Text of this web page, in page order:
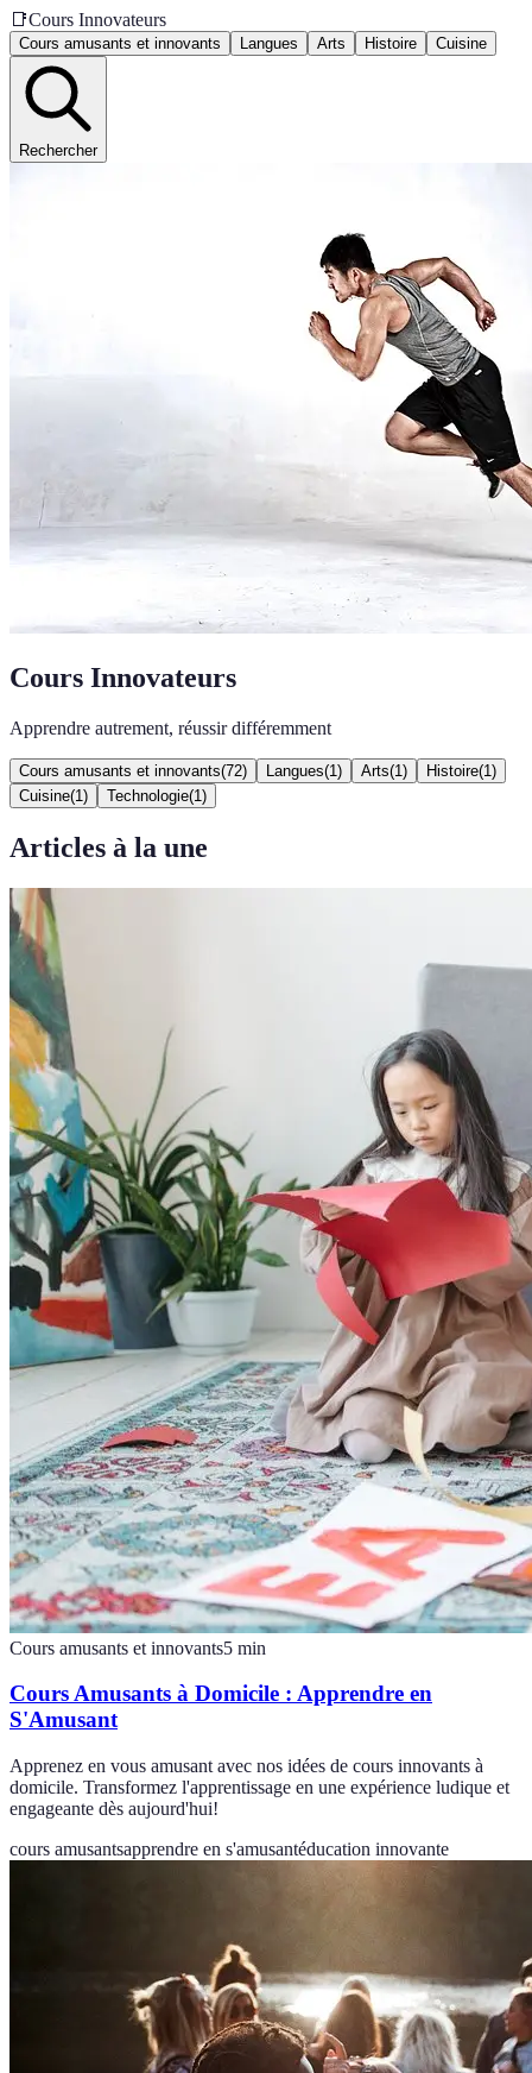
📑Cours Innovateurs
Cours amusants et innovants Langues Arts Histoire Cuisine
Rechercher
Cours Innovateurs
Apprendre autrement, réussir différemment
Cours amusants et innovants(72) Langues(1 ) Arts(1 ) Histoire(1 )
Cuisine(1 ) Technologie(1 )
Articles à la une
Cours amusants et innovants5 min
Cours Amusants à Domicile : Apprendre en
S'Amusant
Apprenez en vous amusant avec nos idées de cours innovants à
domicile. Transformez l'apprentissage en une expérience ludique et
engageante dès aujourd'hui!
cours amusantsapprendre en s'amusantéducation innovante